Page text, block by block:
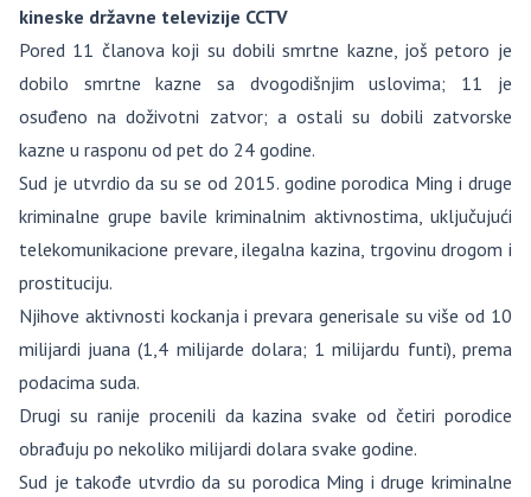
kineske državne televizije CCTV
Pored 11 članova koji su dobili smrtne kazne, još petoro je
dobilo smrtne kazne sa dvogodišnjim uslovima; 11 je
osuđeno na doživotni zatvor; a ostali su dobili zatvorske
kazne u rasponu od pet do 24 godine.
Sud je utvrdio da su se od 2015. godine porodica Ming i druge
kriminalne grupe bavile kriminalnim aktivnostima, uključujući
telekomunikacione prevare, ilegalna kazina, trgovinu drogom i
prostituciju.
Njihove aktivnosti kockanja i prevara generisale su više od 10
milijardi juana (1,4 milijarde dolara; 1 milijardu funti), prema
podacima suda.
Drugi su ranije procenili da kazina svake od četiri porodice
obrađuju po nekoliko milijardi dolara svake godine.
Sud je takođe utvrdio da su porodica Ming i druge kriminalne